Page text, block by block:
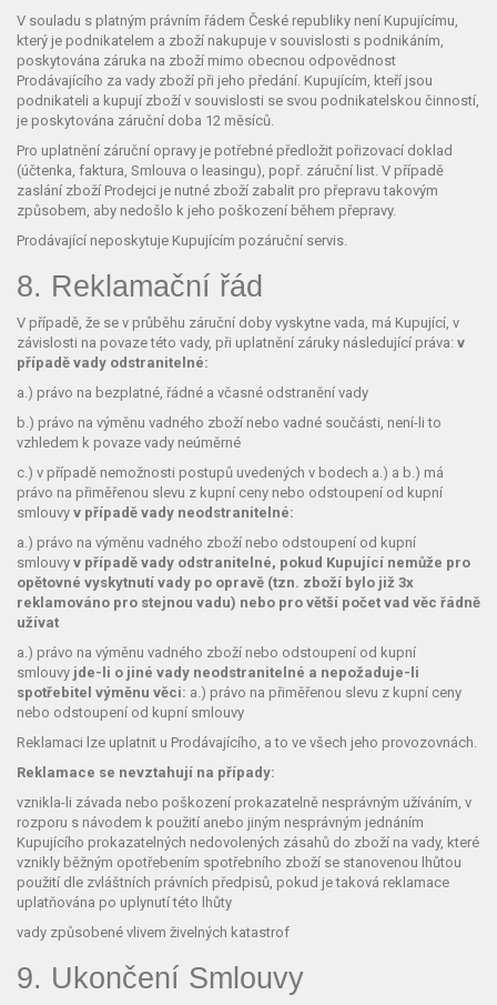
V souladu s platným právním řádem České republiky není Kupujícímu,
který je podnikatelem a zboží nakupuje v souvislosti s podnikáním,
poskytována záruka na zboží mimo obecnou odpovědnost
Prodávajícího za vady zboží při jeho předání. Kupujícím, kteří jsou
podnikateli a kupují zboží v souvislosti se svou podnikatelskou činností,
je poskytována záruční doba 12 měsíců.
Pro uplatnění záruční opravy je potřebné předložit pořizovací doklad
(účtenka, faktura, Smlouva o leasingu), popř. záruční list. V případě
zaslání zboží Prodejci je nutné zboží zabalit pro přepravu takovým
způsobem, aby nedošlo k jeho poškození během přepravy.
Prodávající neposkytuje Kupujícím pozáruční servis.
8. Reklamační řád
V případě, že se v průběhu záruční doby vyskytne vada, má Kupující, v
závislosti na povaze této vady, při uplatnění záruky následující práva: v
případě vady odstranitelné:
a.) právo na bezplatné, řádné a včasné odstranění vady
b.) právo na výměnu vadného zboží nebo vadné součásti, není-li to
vzhledem k povaze vady neúměrné
c.) v případě nemožnosti postupů uvedených v bodech a.) a b.) má
právo na přiměřenou slevu z kupní ceny nebo odstoupení od kupní
smlouvy v případě vady neodstranitelné:
a.) právo na výměnu vadného zboží nebo odstoupení od kupní
smlouvy v případě vady odstranitelné, pokud Kupující nemůže pro
opětovné vyskytnutí vady po opravě (tzn. zboží bylo již 3x
reklamováno pro stejnou vadu) nebo pro větší počet vad věc řádně
užívat
a.) právo na výměnu vadného zboží nebo odstoupení od kupní
smlouvy jde-li o jiné vady neodstranitelné a nepožaduje-li
spotřebitel výměnu věci: a.) právo na přiměřenou slevu z kupní ceny
nebo odstoupení od kupní smlouvy
Reklamaci lze uplatnit u Prodávajícího, a to ve všech jeho provozovnách.
Reklamace se nevztahují na případy:
vznikla-li závada nebo poškození prokazatelně nesprávným užíváním, v
rozporu s návodem k použití anebo jiným nesprávným jednáním
Kupujícího prokazatelných nedovolených zásahů do zboží na vady, které
vznikly běžným opotřebením spotřebního zboží se stanovenou lhůtou
použití dle zvláštních právních předpisů, pokud je taková reklamace
uplatňována po uplynutí této lhůty
vady způsobené vlivem živelných katastrof
9. Ukončení Smlouvy